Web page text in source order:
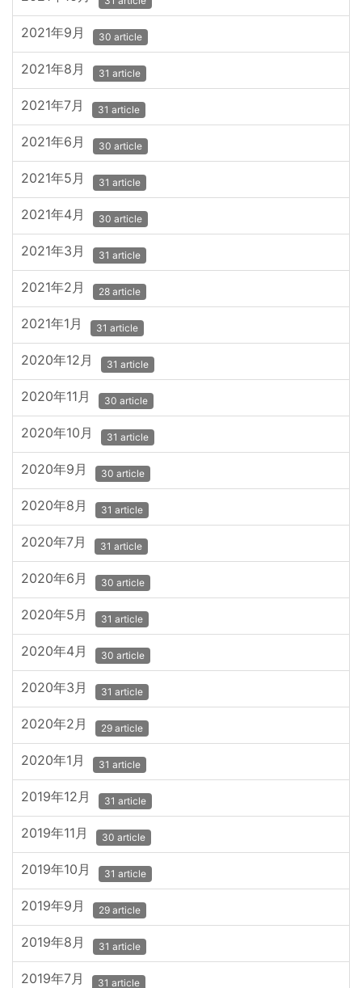
2021年9月 30 article
2021年8月 31 article
2021年7月 31 article
2021年6月 30 article
2021年5月 31 article
2021年4月 30 article
2021年3月 31 article
2021年2月 28 article
2021年1月 31 article
2020年12月 31 article
2020年11月 30 article
2020年10月 31 article
2020年9月 30 article
2020年8月 31 article
2020年7月 31 article
2020年6月 30 article
2020年5月 31 article
2020年4月 30 article
2020年3月 31 article
2020年2月 29 article
2020年1月 31 article
2019年12月 31 article
2019年11月 30 article
2019年10月 31 article
2019年9月 29 article
2019年8月 31 article
2019年7月 31 article